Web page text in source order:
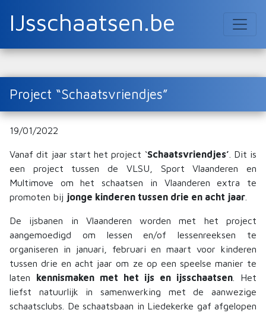
IJsschaatsen.be
Project “Schaatsvriendjes”
19/01/2022
Vanaf dit jaar start het project ‘Schaatsvriendjes’ . Dit is
een project tussen de VLSU, Sport Vlaanderen en
Multimove om het schaatsen in Vlaanderen extra te
promoten bij jonge kinderen tussen drie en acht jaar
De ijsbanen in Vlaanderen worden met het project
aangemoedigd om lessen en/of lessenreeksen te
organiseren in januari, februari en maart voor kinderen
tussen drie en acht jaar om ze op een speelse manier te
laten kennismaken met het ijs en ijsschaatsen . Het
liefst natuurlijk in samenwerking met de aanwezige
schaatsclubs. De schaatsbaan in Liedekerke gaf afgelopen